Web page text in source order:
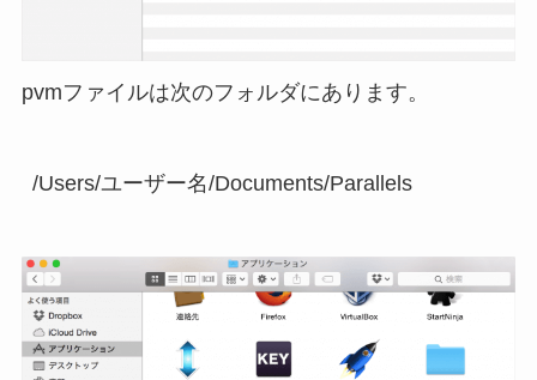
pvmファイルは次のフォルダにあります。
/Users/ユーザー名/Documents/Parallels